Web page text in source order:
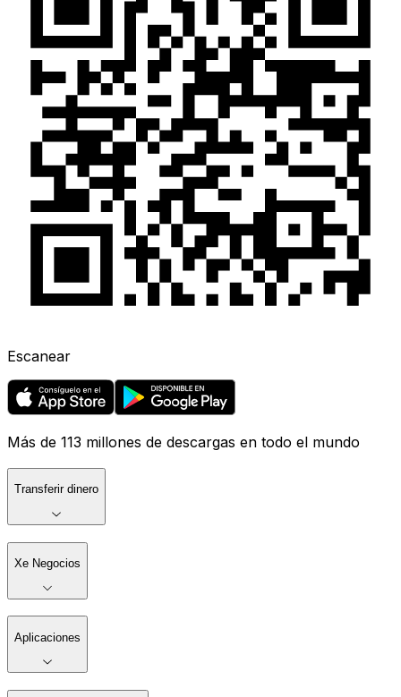
Escanear
Más de 113 millones de descargas en todo el mundo
Transferir dinero
Xe Negocios
Aplicaciones